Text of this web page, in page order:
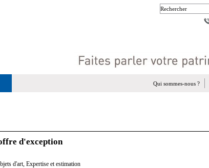
Qui sommes-nous ?
d'exception
d'art, Expertise et estimation